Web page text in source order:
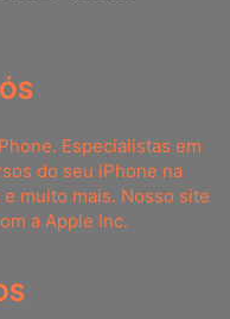
Especialistas em
do seu iPhone na
muito mais. Nosso site
a Apple Inc.